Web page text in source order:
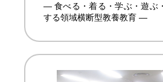
— 食べる・着る・学ぶ・遊ぶ
する領域横断型教養教育 —